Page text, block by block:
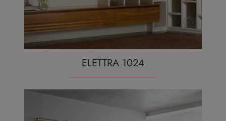
ELETTRA 1024